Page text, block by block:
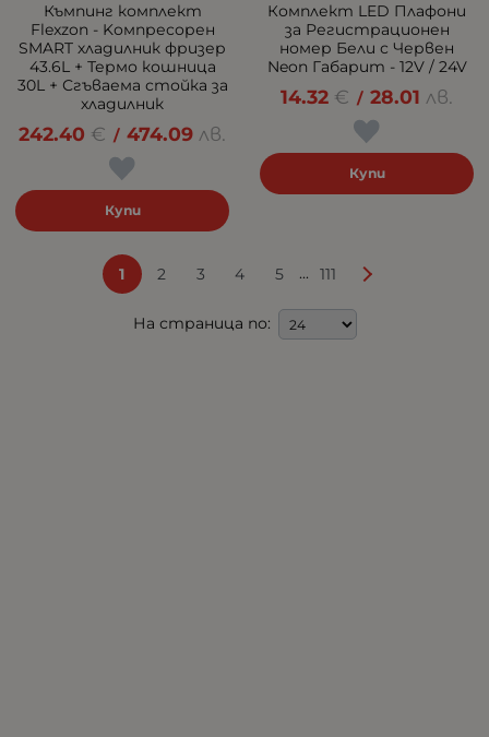
Къмпинг комплект
Flexzon - Kомпресорен
SMART хладилник фризер
43.6L + Термо кошница
30L + Сгъваема стойка за
хладилник
242.40 € / 474.09 лв.
Купи
Комплект LED Плафони
за Регистрационен
номер Бели с Червен
Neon Габарит - 12V / 24V
14.32 € / 28.01 лв.
Купи
1 2 3 4 5 ... 111
На страница по: